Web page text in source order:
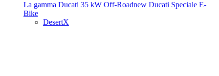
La gamma Ducati 35 kW Off-Roadnew Ducati Speciale E-
Bike
DesertX